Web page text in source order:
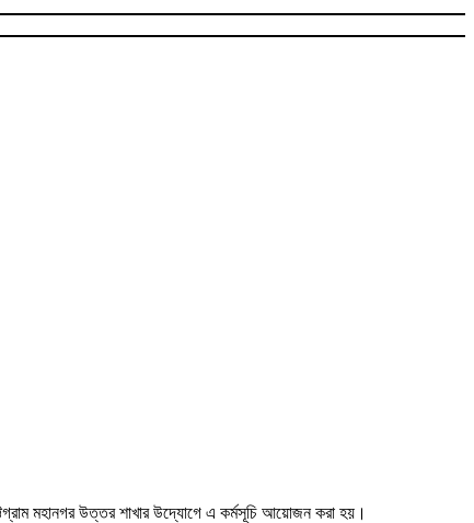
মহানগর উত্তর শাখার উদ্যোগে এ কর্মসূচি আয়োজন করা হয়।